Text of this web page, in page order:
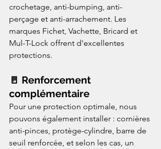
crochetage, anti-bumping, anti-
perçage et anti-arrachement. Les
marques Fichet, Vachette, Bricard et
Mul-T-Lock offrent d'excellentes
protections.
🚪 Renforcement
complémentaire
Pour une protection optimale, nous
pouvons également installer : cornières
anti-pinces, protège-cylindre, barre de
seuil renforcée, et selon les cas, un